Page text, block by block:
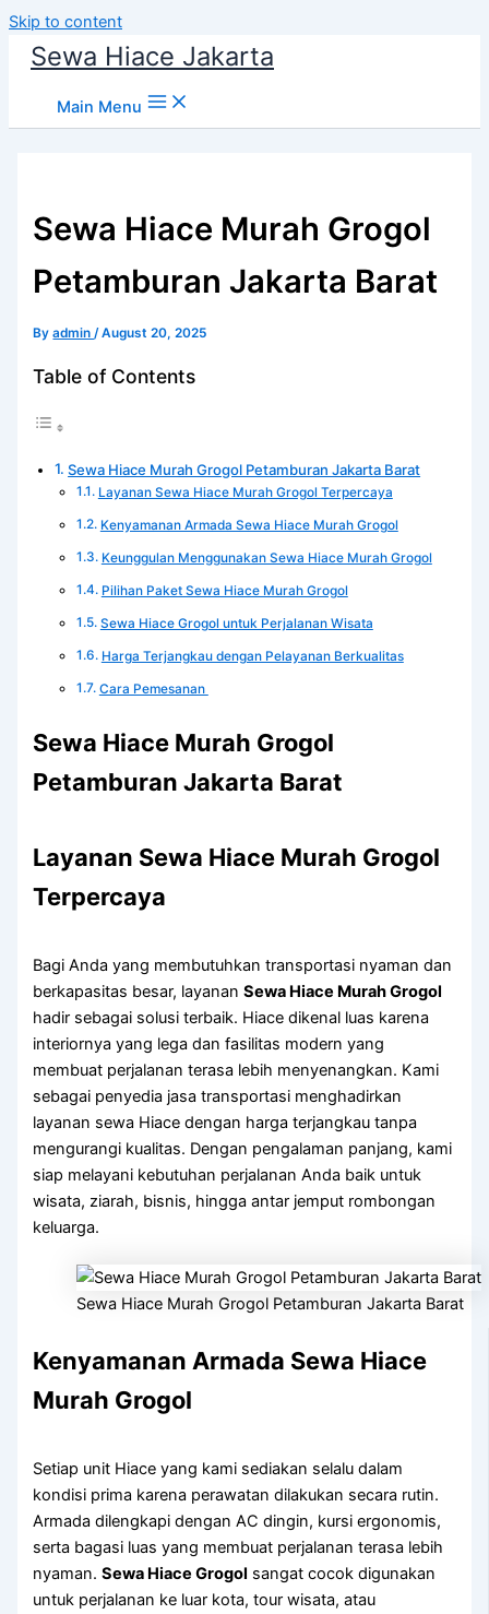
Skip to content
Sewa Hiace Jakarta
Main Menu
Sewa Hiace Murah Grogol
Petamburan Jakarta Barat
Byadmin/August 20, 2025
Table of Contents
Sewa Hiace Murah Grogol Petamburan Jakarta Barat
Layanan Sewa Hiace Murah Grogol Terpercaya
Kenyamanan Armada Sewa Hiace Murah Grogol
Keunggulan Menggunakan Sewa Hiace Murah Grogol
Pilihan Paket Sewa Hiace Murah Grogol
Sewa Hiace Grogol untuk Perjalanan Wisata
Harga Terjangkau dengan Pelayanan Berkualitas
Cara Pemesanan
Sewa Hiace Murah Grogol
Petamburan Jakarta Barat
Layanan Sewa Hiace Murah Grogol
Terpercaya
Bagi Anda yang membutuhkan transportasi nyaman dan
berkapasitas besar, layananSewa Hiace Murah Grogol
hadir sebagai solusi terbaik. Hiace dikenal luas karena
interiornya yang lega dan fasilitas modern yang
membuat perjalanan terasa lebih menyenangkan. Kami
sebagai penyedia jasa transportasi menghadirkan
layanan sewa Hiace dengan harga terjangkau tanpa
mengurangi kualitas. Dengan pengalaman panjang, kami
siap melayani kebutuhan perjalanan Anda baik untuk
wisata, ziarah, bisnis, hingga antar jemput rombongan
keluarga.
Sewa Hiace Murah Grogol Petamburan Jakarta Barat
Kenyamanan Armada Sewa Hiace
Murah Grogol
Setiap unit Hiace yang kami sediakan selalu dalam
kondisi prima karena perawatan dilakukan secara rutin.
Armada dilengkapi dengan AC dingin, kursi ergonomis,
serta bagasi luas yang membuat perjalanan terasa lebih
nyaman.Sewa Hiace Grogol sangat cocok digunakan
untuk perjalanan ke luar kota, tour wisata, atau